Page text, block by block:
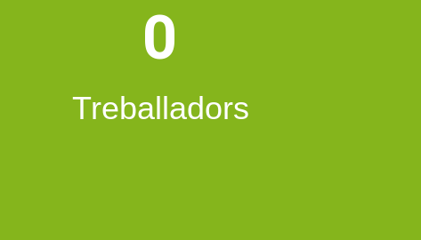
Treballadors
0